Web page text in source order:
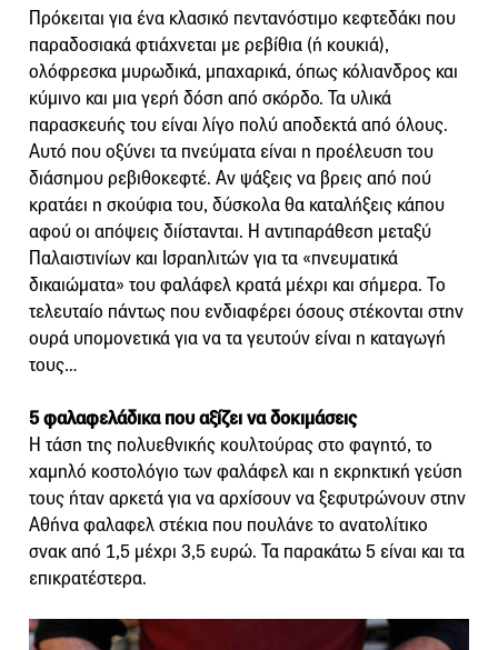
Πρόκειται για ένα κλασικό πεντανόστιμο κεφτεδάκι που
παραδοσιακά φτιάχνεται με ρεβίθια (ή κουκιά),
ολόφρεσκα μυρωδικά, μπαχαρικά, όπως κόλιανδρος και
κύμινο και μια γερή δόση από σκόρδο. Τα υλικά
παρασκευής του είναι λίγο πολύ αποδεκτά από όλους.
Αυτό που οξύνει τα πνεύματα είναι η προέλευση του
διάσημου ρεβιθοκεφτέ. Αν ψάξεις να βρεις από πού
κρατάει η σκούφια του, δύσκολα θα καταλήξεις κάπου
αφού οι απόψεις διίστανται. Η αντιπαράθεση μεταξύ
Παλαιστινίων και Ισραηλιτών για τα «πνευματικά
δικαιώματα» του φαλάφελ κρατά μέχρι και σήμερα. Το
τελευταίο πάντως που ενδιαφέρει όσους στέκονται στην
ουρά υπομονετικά για να τα γευτούν είναι η καταγωγή
τους…
5 φαλαφελάδικα που αξίζει να δοκιμάσεις
Η τάση της πολυεθνικής κουλτούρας στο φαγητό, το
χαμηλό κοστολόγιο των φαλάφελ και η εκρηκτική γεύση
τους ήταν αρκετά για να αρχίσουν να ξεφυτρώνουν στην
Αθήνα φαλαφελ στέκια που πουλάνε το ανατολίτικο
σνακ από 1,5 μέχρι 3,5 ευρώ. Τα παρακάτω 5 είναι και τα
επικρατέστερα.